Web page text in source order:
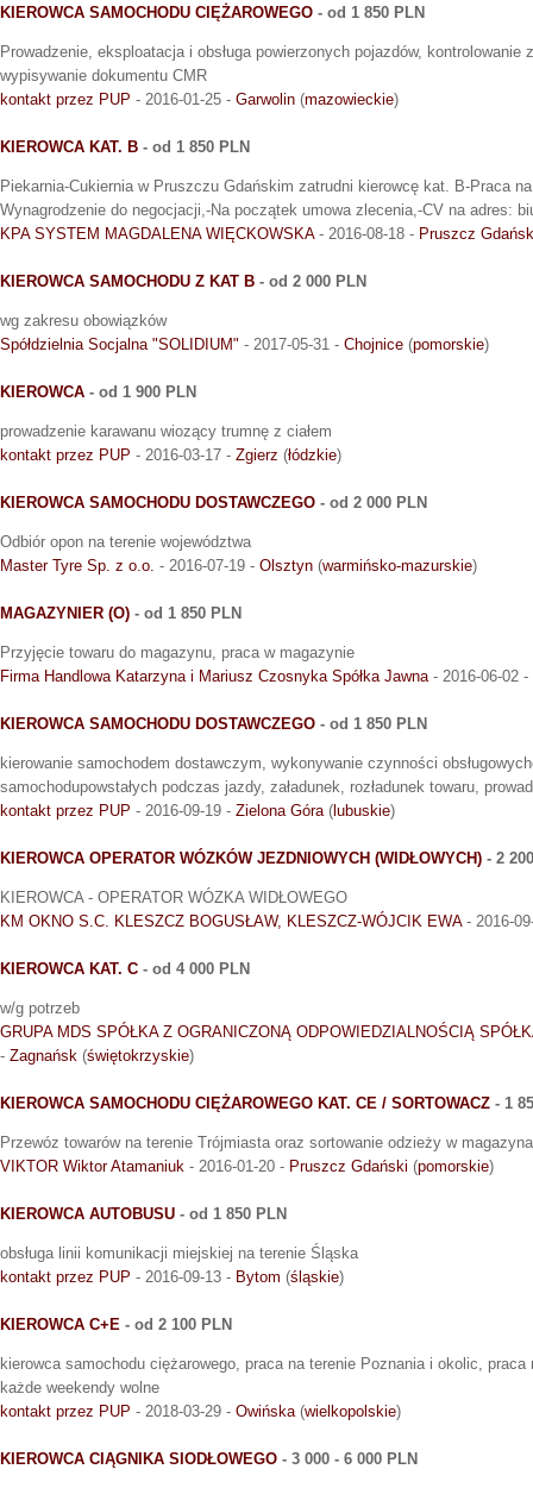
KIEROWCA SAMOCHODU CIĘŻAROWEGO - od 1 850 PLN
Prowadzenie, eksploatacja i obsługa powierzonych pojazdów, kontrolowanie
wypisywanie dokumentu CMR
kontakt przez PUP - 2016-01-25 - Garwolin (mazowieckie)
KIEROWCA KAT. B - od 1 850 PLN
Piekarnia-Cukiernia w Pruszczu Gdańskim zatrudni kierowcę kat. B-Praca
Wynagrodzenie do negocjacji,-Na początek umowa zlecenia,-CV na adres:
KPA SYSTEM MAGDALENA WIĘCKOWSKA- 2016-08-18 - Pruszcz
KIEROWCA SAMOCHODU Z KAT B - od 2 000 PLN
wg zakresu obowiązków
Spółdzielnia Socjalna "SOLIDIUM" - 2017-05-31 - Chojnice (pomorskie)
KIEROWCA - od 1 900 PLN
prowadzenie karawanu wiozący trumnę z ciałem
kontakt przez PUP - 2016-03-17 - Zgierz (łódzkie)
KIEROWCA SAMOCHODU DOSTAWCZEGO - od 2 000 PLN
Odbiór opon na terenie województwa
Master Tyre Sp. z o.o. - 2016-07-19 - Olsztyn (warmińsko-mazurskie)
MAGAZYNIER (O) - od 1 850 PLN
Przyjęcie towaru do magazynu, praca w magazynie
Firma Handlowa Katarzyna i Mariusz Czosnyka Spółka Jawna- 2016-06-02 -
KIEROWCA SAMOCHODU DOSTAWCZEGO - od 1 850 PLN
kierowanie samochodem dostawczym, wykonywanie czynności
samochodupowstałych podczas jazdy, załadunek, rozładunek towaru,
kontakt przez PUP - 2016-09-19 - Zielona Góra( lubuskie)
KIEROWCA OPERATOR WÓZKÓW JEZDNIOWYCH (WIDŁOWYCH) - 2
KIEROWCA - OPERATOR WÓZKA WIDŁOWEGO
KM OKNO S.C. KLESZCZ BOGUSŁAW, KLESZCZ-WÓJCIK EWA- 2016-
KIEROWCA KAT. C - od 4 000 PLN
w/g potrzeb
GRUPA MDS SPÓŁKA Z OGRANICZONĄ ODPOWIEDZIALNOŚCIĄ
- Zagnańsk (świętokrzyskie)
KIEROWCA SAMOCHODU CIĘŻAROWEGO KAT. CE / SORTOWACZ - 1
Przewóz towarów na terenie Trójmiasta oraz sortowanie odzieży w
VIKTOR Wiktor Atamaniuk - 2016-01-20 - Pruszcz Gdański (pomorskie)
KIEROWCA AUTOBUSU - od 1 850 PLN
obsługa linii komunikacji miejskiej na terenie Śląska
kontakt przez PUP - 2016-09-13 - Bytom (śląskie)
KIEROWCA C+E - od 2 100 PLN
kierowca samochodu ciężarowego, praca na terenie Poznania i okolic,
każde weekendy wolne
kontakt przez PUP - 2018-03-29 - Owińska(wielkopolskie)
KIEROWCA CIĄGNIKA SIODŁOWEGO - 3 000 - 6 000 PLN